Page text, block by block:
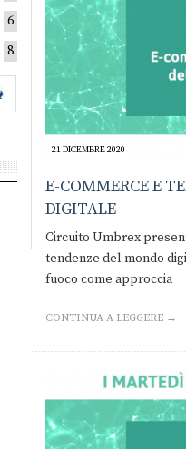
21 DICEMBRE 2020
E-COMMERCE E
DIGITALE
Circuito Umbrex
tendenze del mondo
fuoco come approccia
CONTINUA A LEGGERE →
6
8